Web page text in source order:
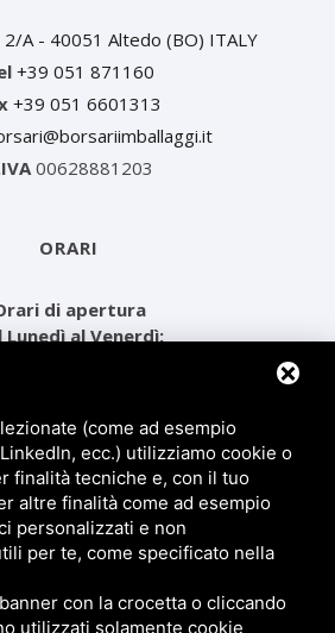
2/A - 40051 Altedo (BO) ITALY
+39 051 871160
+39 051 6601313
00628881203
ORARI
di apertura
Lunedì al Venerdì:
MENU
(come ad esempio
ecc.) utilizziamo cookie o
finalità tecniche e, con il tuo
altre finalità come ad esempio
personalizzati e non
per te, come specificato nella
con la crocetta o cliccando
utilizzati solamente cookie